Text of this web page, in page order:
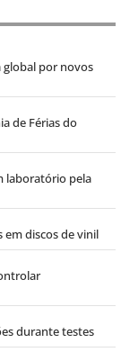
global por novos
de Férias do
laboratório pela
em discos de vinil
durante testes